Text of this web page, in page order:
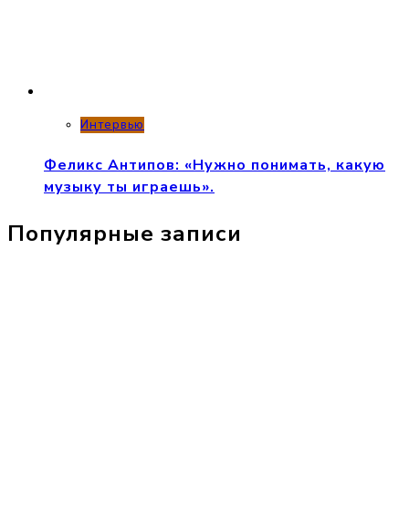
Интервью
Феликс Антипов: «Нужно понимать, какую
музыку ты играешь».
Популярные записи